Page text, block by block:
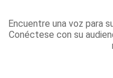
Encuentre una voz para
Conéctese con su